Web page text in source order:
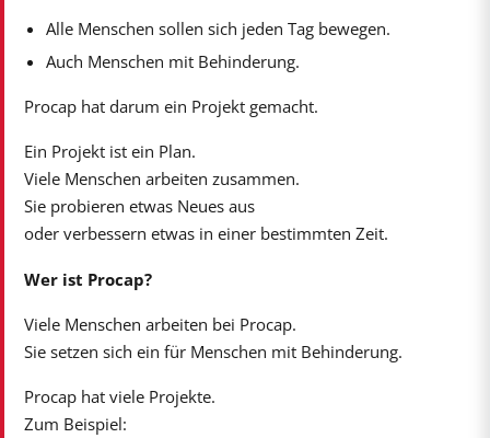
Alle Menschen sollen sich jeden Tag bewegen.
Auch Menschen mit Behinderung.
Procap hat darum ein Projekt gemacht.
Ein Projekt ist ein Plan.
Viele Menschen arbeiten zusammen.
Sie probieren etwas Neues aus
oder verbessern etwas in einer bestimmten Zeit.
Wer ist Procap?
Viele Menschen arbeiten bei Procap.
Sie setzen sich ein für Menschen mit Behinderung.
Procap hat viele Projekte.
Zum Beispiel: